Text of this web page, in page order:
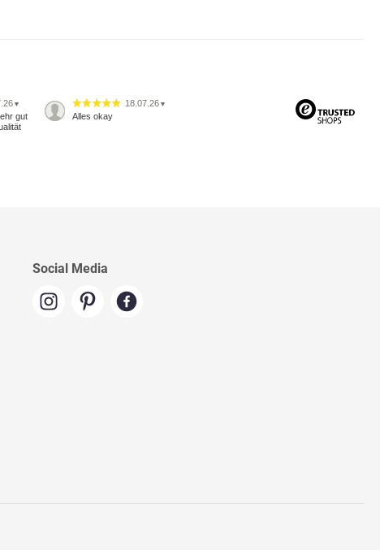
▼
gut
18.07.26 ▼
Alles okay
Social Media